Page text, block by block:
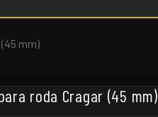
mm)
roda Cragar (45 mm)